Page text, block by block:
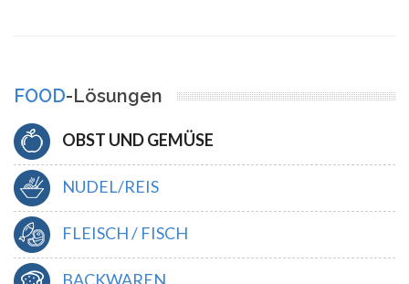
FOOD-Lösungen
OBST UND GEMÜSE
NUDEL/REIS
FLEISCH / FISCH
BACKWAREN